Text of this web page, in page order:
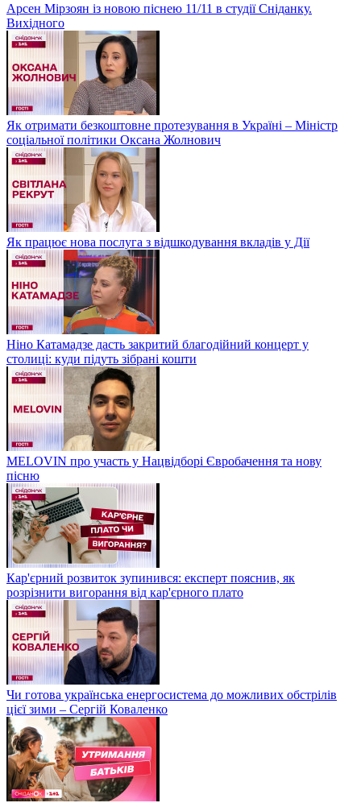
Арсен Мірзоян із новою піснею 11/11 в студії Сніданку.
Вихідного
Як отримати безкоштовне протезування в Україні – Міністр
соціальної політики Оксана Жолнович
Як працює нова послуга з відшкодування вкладів у Дії
Ніно Катамадзе дасть закритий благодійний концерт у
столиці: куди підуть зібрані кошти
MELOVIN про участь у Нацвідборі Євробачення та нову
пісню
Кар'єрний розвиток зупинився: експерт пояснив, як
розрізнити вигорання від кар'єрного плато
Чи готова українська енергосистема до можливих обстрілів
цієї зими – Сергій Коваленко